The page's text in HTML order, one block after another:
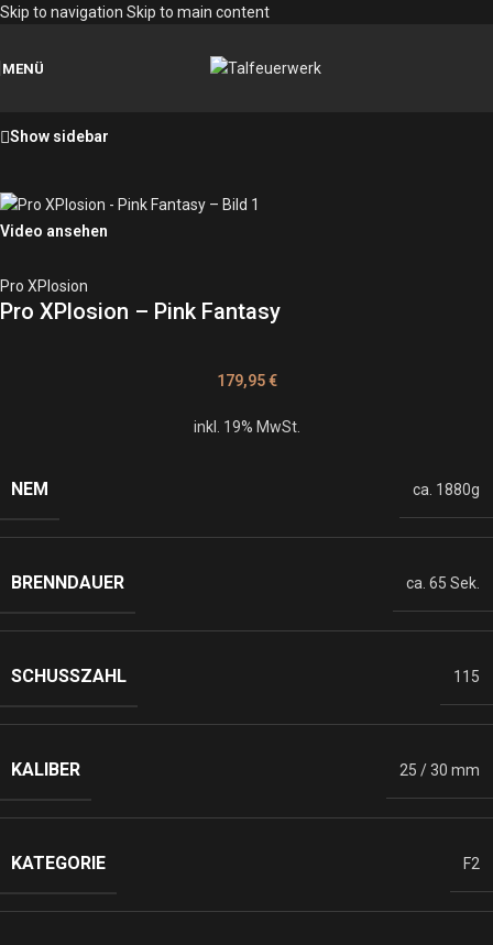
Skip to navigation Skip to main content
MENÜ
Show sidebar
Video ansehen
Pro XPlosion
Pro XPlosion – Pink Fantasy
179,95€
inkl. 19% MwSt.
NEM ca. 1880g
BRENNDAUER ca. 65 Sek.
SCHUSSZAHL 115
KALIBER 25 / 30 mm
KATEGORIE F2